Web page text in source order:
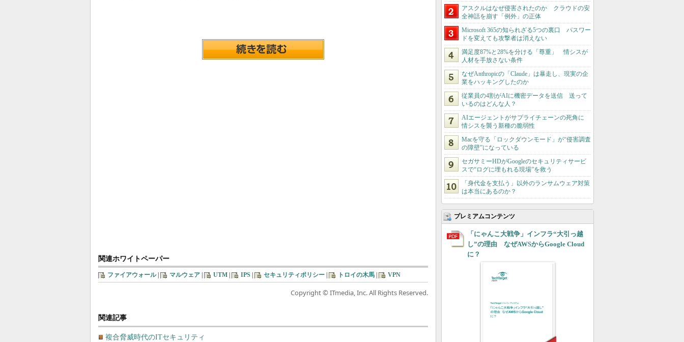
関連ホワイトペーパー
ファイアウォール| マルウェア UTM IPS セキュリティポリシー トロイの木馬 VPN
Copyright © ITmedia, Inc. All Rights Reserved.
関連記事
複合脅威時代のITセキュリティ
アスクルはなぜ侵害されたのか クラウドの安
全神話を崩す「例外」の正体
Microsoft 365の知られざる5つの裏口 パスワー
ドを変えても攻撃者は消えない
満足度87%と28%を分ける「尊重」 情シスが
人材を手放さない条件
なぜAnthropicの「Claude」は暴走し、現実の企
業をハッキングしたのか
従業員の4割がAIに機密データを送信 送って
いるのはどんな人？
AIエージェントがサプライチェーンの死角に
情シスを襲う新種の脆弱性
Macを守る「ロックダウンモード」が“侵害調査
の障壁”になっている
セガサミーHDがGoogleのセキュリティサービ
スで“ログに埋もれる現場”を救う
「身代金を支払う」以外のランサムウェア対策
は本当にあるのか？
プレミアムコンテンツ
「にゃんこ大戦争」インフラ“大引っ越
し”の理由 なぜAWSからGoogle Cloud
に？